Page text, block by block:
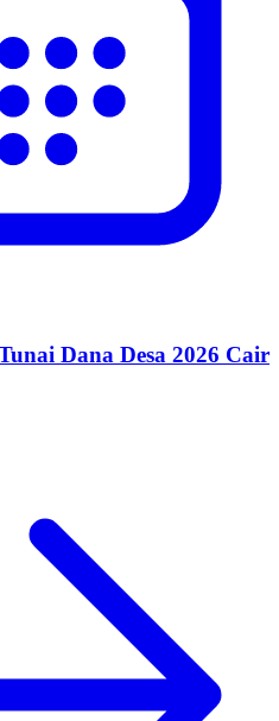
Dana Desa 2026 Cair